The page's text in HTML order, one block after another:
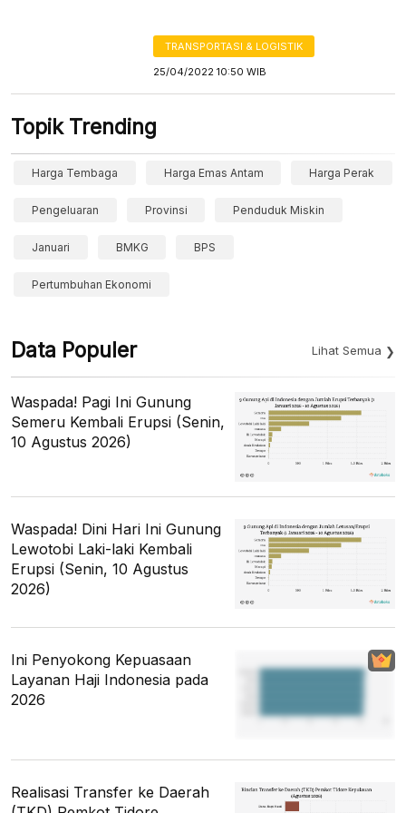
TRANSPORTASI & LOGISTIK
25/04/2022 10:50 WIB
Topik Trending
Harga Tembaga Harga Emas Antam Harga Perak
Pengeluaran Provinsi Penduduk Miskin
Januari BMKG BPS
Pertumbuhan Ekonomi
Data Populer Lihat Semua
Waspada! Pagi Ini Gunung
Semeru Kembali Erupsi (Senin,
10 Agustus 2026)
Waspada! Dini Hari Ini Gunung
Lewotobi Laki-laki Kembali
Erupsi (Senin, 10 Agustus
2026)
Ini Penyokong Kepuasaan
Layanan Haji Indonesia pada
2026
Realisasi Transfer ke Daerah